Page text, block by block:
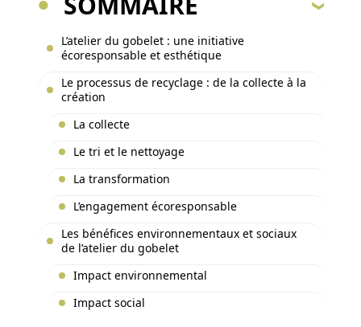
L’atelier du gobelet : une initiative
écoresponsable et esthétique
Le processus de recyclage : de la collecte à la
création
La collecte
Le tri et le nettoyage
La transformation
L’engagement écoresponsable
Les bénéfices environnementaux et sociaux
de l’atelier du gobelet
Impact environnemental
Impact social